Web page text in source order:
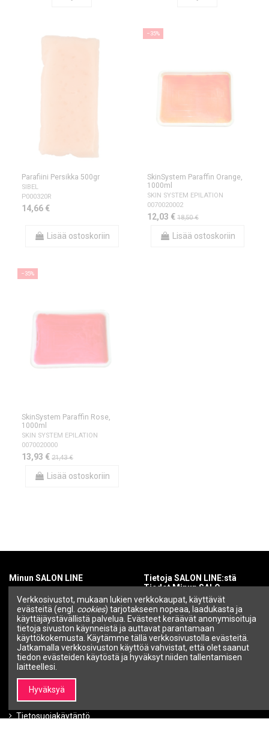
Parafiini Persikka 500gr
SIBEL
P000320R
14,66 €
Lisää ostoskoriin
−35%
SkinSystem Paraffin Orange,
1000ml
SKIN SYSTEM EPILATION
0070020002
12,03 € 18,50 €
Lisää ostoskoriin
−35%
SkinSystem Paraffin Rose,
1000ml
SKIN SYSTEM EPILATION
0070020000
13,93 € 21,43 €
Lisää ostoskoriin
Minun SALON LINE
Tilini
Tilaushistoria
Tietoja SALON LINE:stä
Tiedot Minun SALO
Tietoa SALON LINEsta
Brändit |
Ammattikosmetiikka ja
kauneusbrändit – SALON
LINE
Ota yhteyttä
Tiedot
Ehdot ja edellytykset
Tietosuojakäytäntö
Verkkosivustot, mukaan lukien verkkokaupat, käyttävät
evästeitä (engl. cookies) tarjotakseen nopeaa, laadukasta ja
käyttäjäystävällistä palvelua. Evästeet keräävät anonymisoituja
tietoja sivuston käynneistä ja auttavat parantamaan
käyttökokemusta. Käytämme tällä verkkosivustolla evästeitä.
Jatkamalla verkkosivuston käyttöä vahvistat, että olet saanut
tiedon evästeiden käytöstä ja hyväksyt niiden tallentamisen
laitteellesi.
Hyväksyä